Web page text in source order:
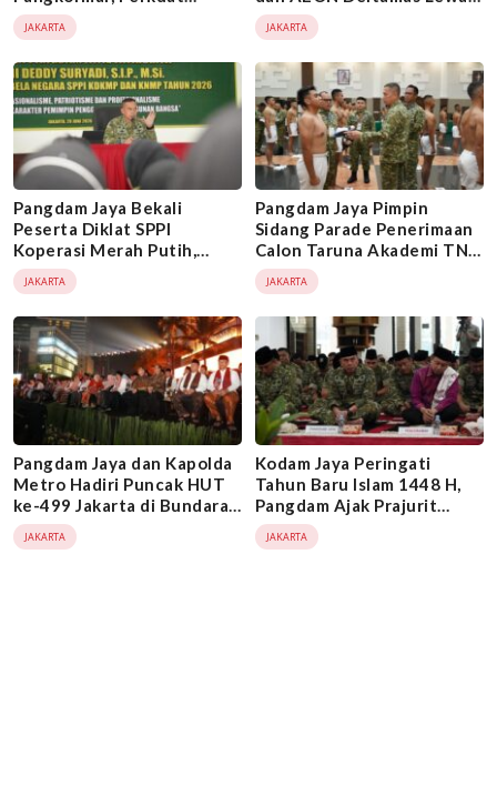
Sinergi TNI-Polri Jaga
Keamanan Jakarta
JAKARTA
Senyum Jayakarta ke-2
JAKARTA
Pangdam Jaya Bekali
Peserta Diklat SPPI
Koperasi Merah Putih,
Tekankan Kepemimpinan
dan Pengabdian
JAKARTA
Pangdam Jaya Pimpin
Sidang Parade Penerimaan
Calon Taruna Akademi TNI
TA 2026
JAKARTA
Pangdam Jaya dan Kapolda
Metro Hadiri Puncak HUT
ke-499 Jakarta di Bundaran
HI
JAKARTA
Kodam Jaya Peringati
Tahun Baru Islam 1448 H,
Pangdam Ajak Prajurit
Hijrah Menjadi Pribadi
Lebih Baik
JAKARTA